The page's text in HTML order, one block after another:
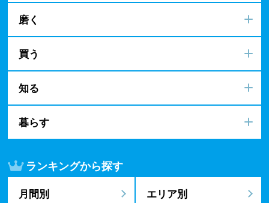
磨く
買う
知る
暮らす
ランキングから探す
月間別 エリア別